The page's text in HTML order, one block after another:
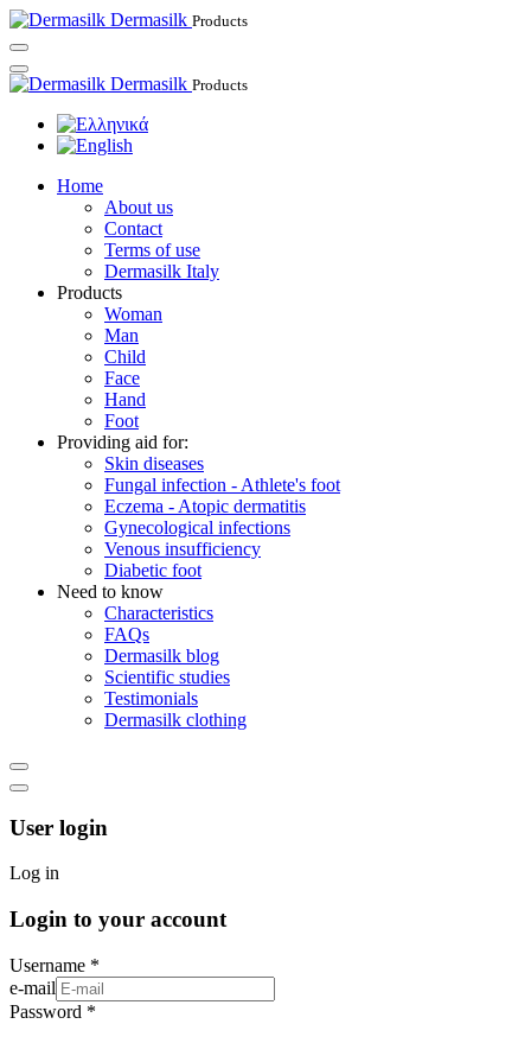
Dermasilk Products
Dermasilk Products
Home
About us
Contact
Terms of use
Dermasilk Italy
Products
Woman
Man
Child
Face
Hand
Foot
Providing aid for:
Skin diseases
Fungal infection - Athlete's foot
Eczema - Atopic dermatitis
Gynecological infections
Venous insufficiency
Diabetic foot
Need to know
Characteristics
FAQs
Dermasilk blog
Scientific studies
Testimonials
Dermasilk clothing
User login
Log in
Login to your account
Username *
e-mail
Password *